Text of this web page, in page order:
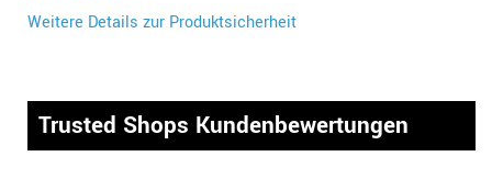
Weitere Details zur Produktsicherheit
Trusted Shops Kundenbewertungen